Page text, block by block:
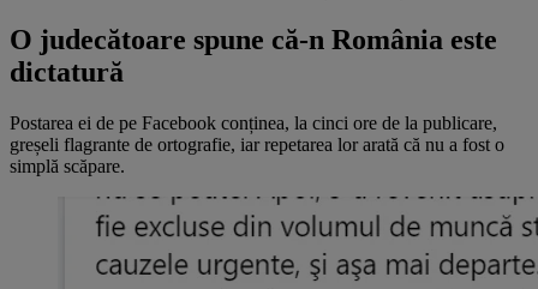
O judecătoare spune că-n România este
dictatură
Postarea ei de pe Facebook conținea, la cinci ore de la publicare,
greșeli flagrante de ortografie, iar repetarea lor arată că nu a fost o
simplă scăpare.